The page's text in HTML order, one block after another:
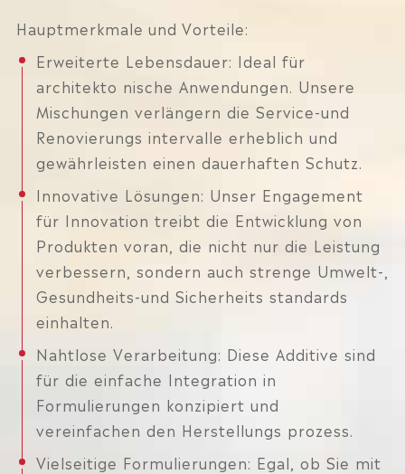
Hauptmerkmale und Vorteile:
Erweiterte Lebensdauer: Ideal für
architekto nische Anwendungen. Unsere
Mischungen verlängern die Service-und
Renovierungs intervalle erheblich und
gewährleisten einen dauerhaften Schutz.
Innovative Lösungen: Unser Engagement
für Innovation treibt die Entwicklung von
Produkten voran, die nicht nur die Leistung
verbessern, sondern auch strenge Umwelt-,
Gesundheits-und Sicherheits standards
einhalten.
Nahtlose Verarbeitung: Diese Additive sind
für die einfache Integration in
Formulierungen konzipiert und
vereinfachen den Herstellungs prozess.
Vielseitige Formulierungen: Egal, ob Sie mit